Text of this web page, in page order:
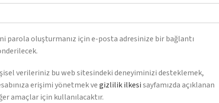
parola oluşturmanız için e-posta adresinize bir bağlantı
verileriniz bu web sitesindeki deneyiminizi desteklemek,
erişimi yönetmek vegizlilik ilkesisayfamızda açıklanan
amaçlar için kullanılacaktır.